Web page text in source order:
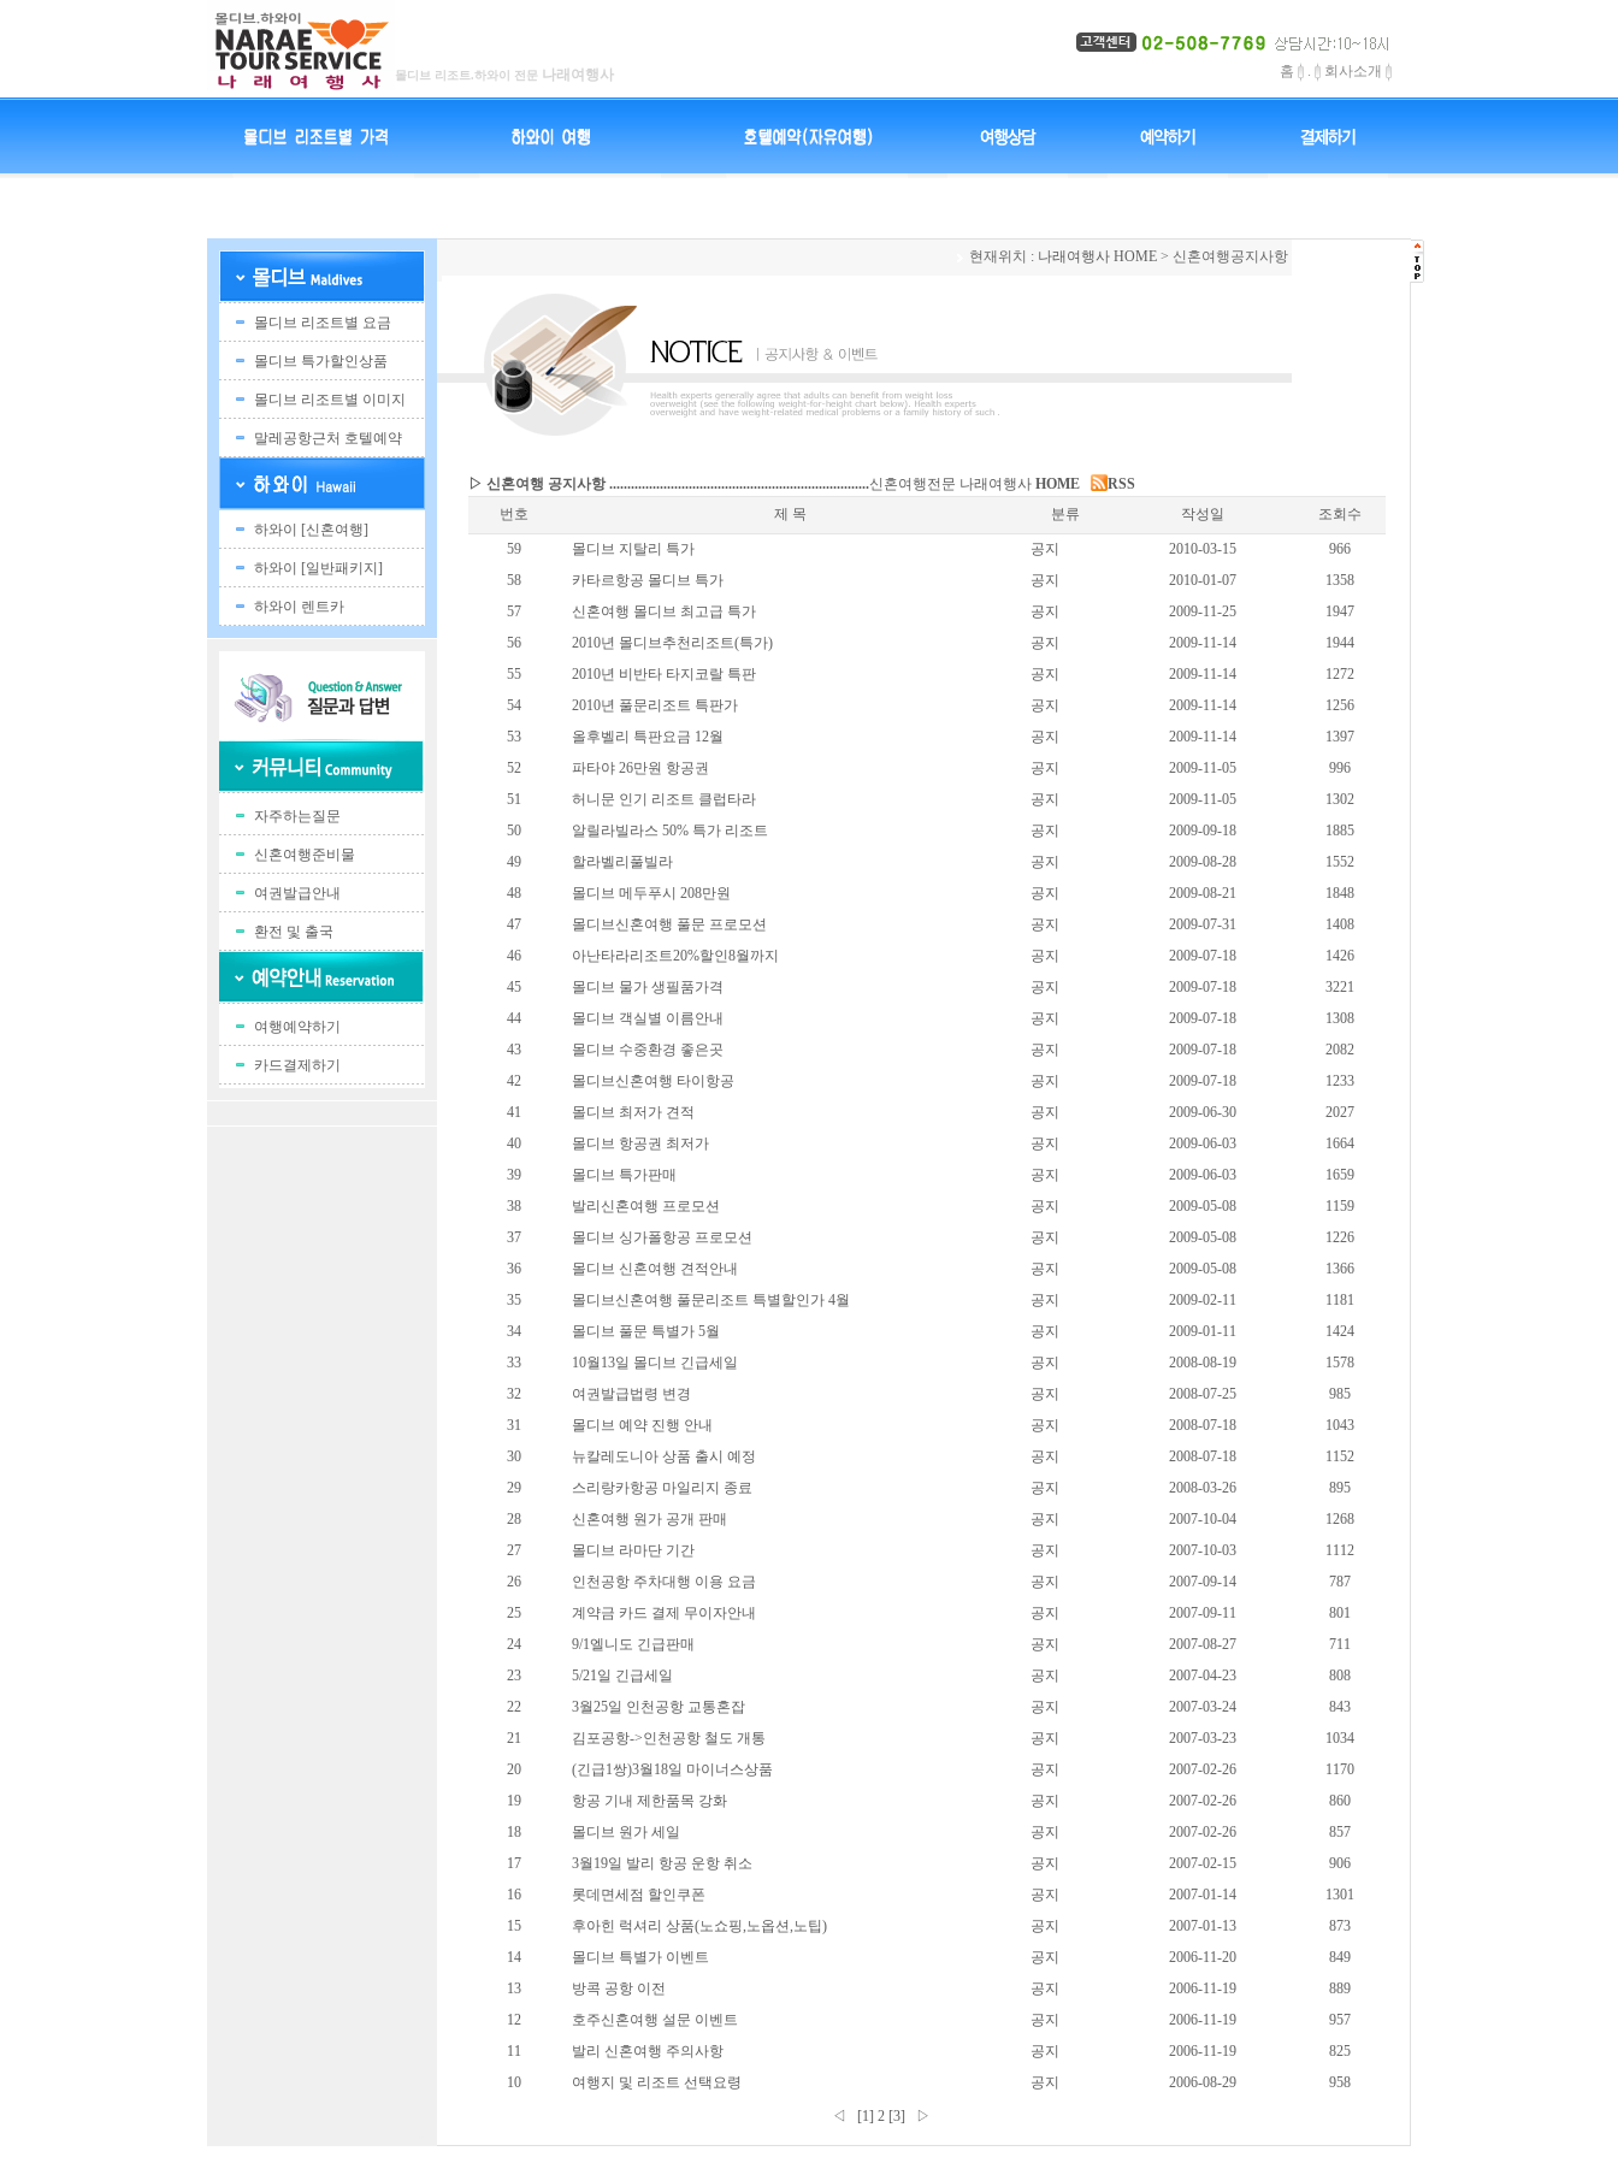
몰디브 리조트.하와이 전문 나래여행사 홈 . 회사소개
몰디브 리조트별 요금
몰디브 특가할인상품
몰디브 리조트별 이미지
말레공항근처 호텔예약
하와이 [신혼여행]
하와이 [일반패키지]
하와이 렌트카
자주하는질문
신혼여행준비물
여권발급안내
환전 및 출국
여행예약하기
카드결제하기
현재위치 : 나래여행사 HOME > 신혼여행공지사항
▷ 신혼여행 공지사항 ........................................................................신혼여행전문 나래여행사 HOME
RSS
번호
제 목 분류 작성일 조회수
59 몰디브 지탈리 특가 공지 2010-03-15
966
58
카타르항공 몰디브 특가 공지 2010-01-07
1358
57
신혼여행 몰디브 최고급 특가 공지 2009-11-25
1947
56
2010년 몰디브추천리조트(특가) 공지 2009-11-14
1944
55
2010년 비반타 타지코랄 특판 공지 2009-11-14
1272
54
2010년 풀문리조트 특판가 공지 2009-11-14
1256
53
올후벨리 특판요금 12월 공지 2009-11-14
1397
52
파타야 26만원 항공권 공지 2009-11-05
996
51
허니문 인기 리조트 클럽타라 공지 2009-11-05
1302
50
알릴라빌라스 50% 특가 리조트 공지 2009-09-18
1885
49
할라벨리풀빌라 공지 2009-08-28
1552
48
몰디브 메두푸시 208만원 공지 2009-08-21
1848
47
몰디브신혼여행 풀문 프로모션 공지 2009-07-31
1408
46
아난타라리조트20%할인8월까지 공지 2009-07-18
1426
45
몰디브 물가 생필품가격 공지 2009-07-18
3221
44
몰디브 객실별 이름안내 공지 2009-07-18
1308
43
몰디브 수중환경 좋은곳 공지 2009-07-18
2082
42
몰디브신혼여행 타이항공 공지 2009-07-18
1233
41
몰디브 최저가 견적 공지 2009-06-30
2027
40
몰디브 항공권 최저가 공지 2009-06-03
1664
39
몰디브 특가판매 공지 2009-06-03
1659
38
발리신혼여행 프로모션 공지 2009-05-08
1159
37
몰디브 싱가폴항공 프로모션 공지 2009-05-08
1226
36
몰디브 신혼여행 견적안내 공지 2009-05-08
1366
35
몰디브신혼여행 풀문리조트 특별할인가 4월 공지 2009-02-11
1181
34
몰디브 풀문 특별가 5월 공지 2009-01-11
1424
33
10월13일 몰디브 긴급세일 공지 2008-08-19
1578
32
여권발급법령 변경 공지 2008-07-25
985
31
몰디브 예약 진행 안내 공지 2008-07-18
1043
30
뉴칼레도니아 상품 출시 예정 공지 2008-07-18
1152
29
스리랑카항공 마일리지 종료 공지 2008-03-26
895
28
신혼여행 원가 공개 판매 공지 2007-10-04
1268
27
몰디브 라마단 기간 공지 2007-10-03
1112
26
인천공항 주차대행 이용 요금 공지 2007-09-14
787
25
계약금 카드 결제 무이자안내 공지 2007-09-11
801
24
9/1엘니도 긴급판매 공지 2007-08-27
711
23
5/21일 긴급세일 공지 2007-04-23
808
22
3월25일 인천공항 교통혼잡 공지 2007-03-24
843
21
김포공항->인천공항 철도 개통 공지 2007-03-23
1034
20
(긴급1쌍)3월18일 마이너스상품 공지 2007-02-26
1170
19
항공 기내 제한품목 강화 공지 2007-02-26
860
18
몰디브 원가 세일 공지 2007-02-26
857
17
3월19일 발리 항공 운항 취소 공지 2007-02-15
906
16
롯데면세점 할인쿠폰 공지 2007-01-14
1301
15
후아힌 럭셔리 상품(노쇼핑,노옵션,노팁) 공지 2007-01-13
873
14
몰디브 특별가 이벤트 공지 2006-11-20
849
13
방콕 공항 이전 공지 2006-11-19
889
12
호주신혼여행 설문 이벤트 공지 2006-11-19
957
11
발리 신혼여행 주의사항 공지 2006-11-19
825
10
여행지 및 리조트 선택요령 공지 2006-08-29
958
◁
[1] 2 [3] ▷